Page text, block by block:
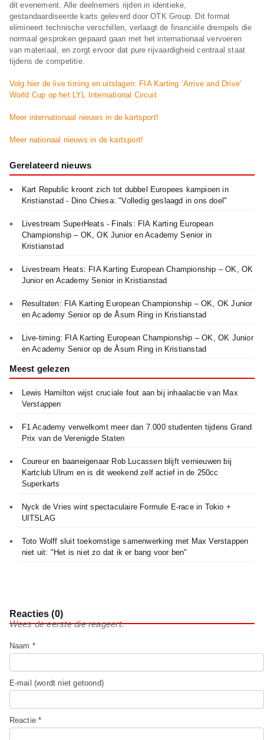
dit evenement. Alle deelnemers rijden in identieke,
gestandaardiseerde karts geleverd door OTK Group. Dit format
elimineert technische verschillen, verlaagt de financiële drempels die
normaal gesproken gepaard gaan met het internationaal vervoeren
van materiaal, en zorgt ervoor dat pure rijvaardigheid centraal staat
tijdens de competitie.
Volg hier de live timing en uitslagen: FIA Karting ‘Arrive and Drive’
World Cup op het LYL International Circuit
Meer internationaal nieuws in de kartsport!
Meer nationaal nieuws in de kartsport!
Gerelateerd nieuws
Kart Republic kroont zich tot dubbel Europees kampioen in
Kristianstad - Dino Chiesa: "Volledig geslaagd in ons doel"
Livestream SuperHeats - Finals: FIA Karting European
Championship – OK, OK Junior en Academy Senior in
Kristianstad
Livestream Heats: FIA Karting European Championship – OK, OK
Junior en Academy Senior in Kristianstad
Resultaten: FIA Karting European Championship – OK, OK Junior
en Academy Senior op de Åsum Ring in Kristianstad
Live-timing: FIA Karting European Championship – OK, OK Junior
en Academy Senior op de Åsum Ring in Kristianstad
Meest gelezen
Lewis Hamilton wijst cruciale fout aan bij inhaalactie van Max
Verstappen
F1 Academy verwelkomt meer dan 7.000 studenten tijdens Grand
Prix van de Verenigde Staten
Coureur en baaneigenaar Rob Lucassen blijft vernieuwen bij
Kartclub Ulrum en is dit weekend zelf actief in de 250cc
Superkarts
Nyck de Vries wint spectaculaire Formule E-race in Tokio +
UITSLAG
Toto Wolff sluit toekomstige samenwerking met Max Verstappen
niet uit: "Het is niet zo dat ik er bang voor ben"
Reacties (0)
Wees de eerste die reageert.
Naam *
E-mail (wordt niet getoond)
Reactie *